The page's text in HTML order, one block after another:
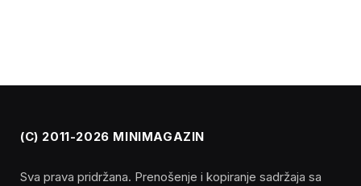
(C) 2011-2026 MINIMAGAZIN
Sva prava pridržana. Prenošenje i kopiranje sadržaja sa